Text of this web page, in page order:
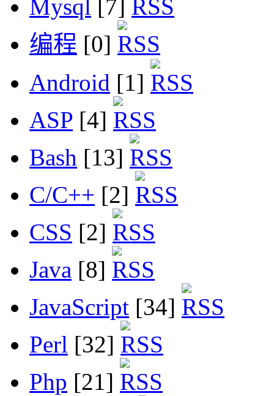
Mysql [7]
编程 [0]
Android [1]
ASP [4]
Bash [13]
C/C++ [2]
CSS [2]
Java [8]
JavaScript [34]
Perl [32]
Php [21]